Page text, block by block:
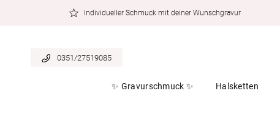
Individueller Schmuck mit deiner Wunschgravur
0351/27519085
✨ Gravurschmuck ✨ Halsketten